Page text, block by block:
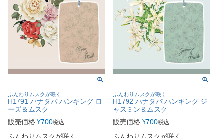
ふんわりムスクが咲く
H1791 ハナタバ ハンギング ロ
ーズ＆ムスク
販売価格 ¥700税込
ふんわりムスクが咲く
ふんわりムスクが咲く
H1792 ハナタバ ハンギング ジ
ャスミン＆ムスク
販売価格 ¥700税込
ふんわりムスクが咲く